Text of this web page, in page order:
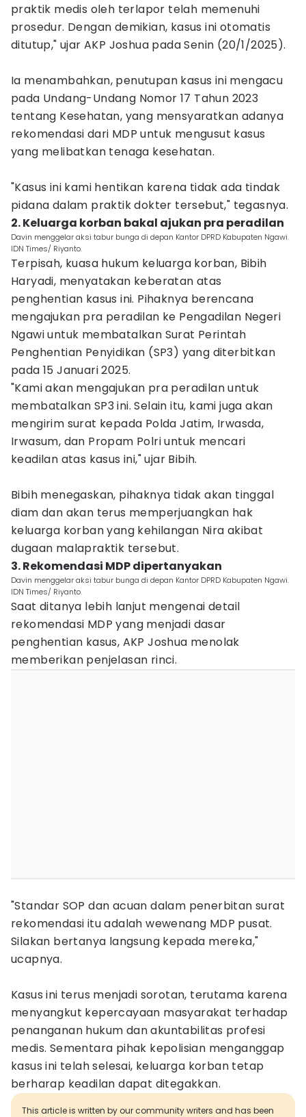
praktik medis oleh terlapor telah memenuhi
prosedur. Dengan demikian, kasus ini otomatis
ditutup," ujar AKP Joshua pada Senin (20/1/2025).
Ia menambahkan, penutupan kasus ini mengacu
pada Undang-Undang Nomor 17 Tahun 2023
tentang Kesehatan, yang mensyaratkan adanya
rekomendasi dari MDP untuk mengusut kasus
yang melibatkan tenaga kesehatan.
"Kasus ini kami hentikan karena tidak ada tindak
pidana dalam praktik dokter tersebut," tegasnya.
2. Keluarga korban bakal ajukan pra peradilan
Davin menggelar aksi tabur bunga di depan Kantor DPRD Kabupaten Ngawi.
IDN Times/ Riyanto.
Terpisah, kuasa hukum keluarga korban, Bibih
Haryadi, menyatakan keberatan atas
penghentian kasus ini. Pihaknya berencana
mengajukan pra peradilan ke Pengadilan Negeri
Ngawi untuk membatalkan Surat Perintah
Penghentian Penyidikan (SP3) yang diterbitkan
pada 15 Januari 2025.
"Kami akan mengajukan pra peradilan untuk
membatalkan SP3 ini. Selain itu, kami juga akan
mengirim surat kepada Polda Jatim, Irwasda,
Irwasum, dan Propam Polri untuk mencari
keadilan atas kasus ini," ujar Bibih.
Bibih menegaskan, pihaknya tidak akan tinggal
diam dan akan terus memperjuangkan hak
keluarga korban yang kehilangan Nira akibat
dugaan malapraktik tersebut.
3. Rekomendasi MDP dipertanyakan
Davin menggelar aksi tabur bunga di depan Kantor DPRD Kabupaten Ngawi.
IDN Times/ Riyanto.
Saat ditanya lebih lanjut mengenai detail
rekomendasi MDP yang menjadi dasar
penghentian kasus, AKP Joshua menolak
memberikan penjelasan rinci.
"Standar SOP dan acuan dalam penerbitan surat
rekomendasi itu adalah wewenang MDP pusat.
Silakan bertanya langsung kepada mereka,"
ucapnya.
Kasus ini terus menjadi sorotan, terutama karena
menyangkut kepercayaan masyarakat terhadap
penanganan hukum dan akuntabilitas profesi
medis. Sementara pihak kepolisian menganggap
kasus ini telah selesai, keluarga korban tetap
berharap keadilan dapat ditegakkan.
This article is written by our community writers and has been